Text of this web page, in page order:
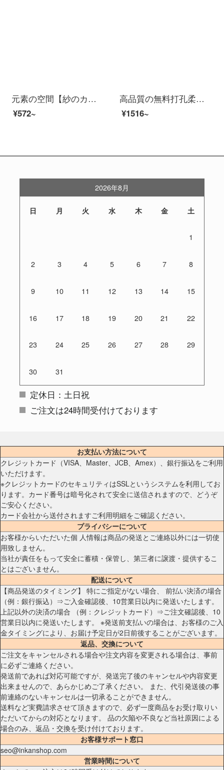
元素の空間【紗のカーテン＋伸縮棒】カーテンの穴が空いていません。窓の紗のカーテンは光を通さないでください。厚い暗号化されています。絹のカーテンは寝室の光を通さないでください。灰色【使用範囲は0.7-1.1メートル】【カーテンの高さは1.7メートル】シングルオー...
¥572~
高品質の無料打孔柔らかい紗のカーテンのカーテンのカーテンを厚くして二重の遮光カーテンを付けて、リビングルームの窓の断熱材の日よけ窓の遮光カーテンの柔らかい紗のカーテンをカスタマイズして、高遮光金粉橘GPR 013 Qの価格は1平方メートルの単価です。1平方メー...
¥1516~
2026年8月
日 月 火 水 木 金 土
1
2 3 4 5 6 7 8
9 10 11 12 13 14 15
16 17 18 19 20 21 22
23 24 25 26 27 28 29
30 31
定休日：土日祝
ご注文は24時間受付けております
お支払い方法について
クレジットカード（VISA、Master、JCB、Amex）、銀行振込をご利用
いただけます。
※クレジットカードのセキュリティはSSLというシステムを利用してお
ります。カード番号は暗号化されて安全に送信されますので、どうぞ
ご安心ください。
カード会社から送付されますご利用明細をご確認ください。
プライバシーについて
お客様からいただいた個 人情報は商品の発送とご連絡以外には一切使
用致しません。
当社が責任をもって安全に蓄積・保管し、第三者に譲渡・提供するこ
とはございません。
配送について
【商品発送のタイミング】 特にご指定がない場合、 前払い決済の場合
（例：銀行振込）⇒ご入金確認後、10営業日以内に発送いたします。
上記以外の決済の場合 （例：クレジットカード）⇒ご注文確認後、10
営業日以内に発送いたします。 ※発送前支払いの場合は、お客様のご入
金タイミングにより、お届け予定日が2日前後することがございます。
返品、交換について
ご注文をキャンセルされる場合や注文内容を変更される場合は、事前
に必ずご連絡ください。
発送前であれば対応可能ですが、発送完了後のキャンセルや内容変更
出来ませんので、あらかじめご了承ください。 また、代引発送後の事
前連絡のないキャンセルは一切承ることができません。
送料など実費請求させて頂きますので、必ず一度商品をお受け取りい
ただいてからの対応となります。 品の欠陥や不良など当社原因による
場合のみ、返品・交換を受け付けております。
お客様サポート窓口
seo@inkanshop.com
営業時間について